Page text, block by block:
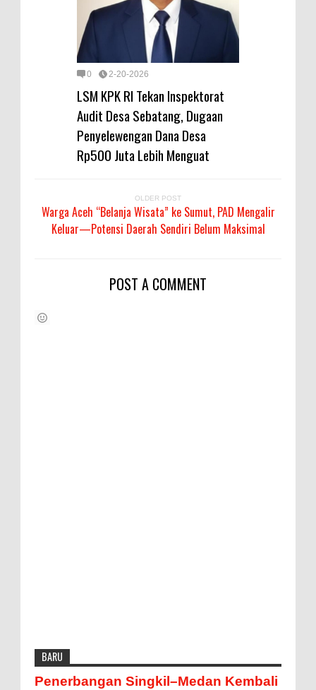
0 2-20-2026
LSM KPK RI Tekan Inspektorat
Audit Desa Sebatang, Dugaan
Penyelewengan Dana Desa
Rp500 Juta Lebih Menguat
OLDER POST
Warga Aceh “Belanja Wisata” ke Sumut, PAD Mengalir
Keluar—Potensi Daerah Sendiri Belum Maksimal
POST A COMMENT
BARU
Penerbangan Singkil–Medan Kembali